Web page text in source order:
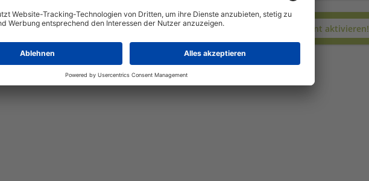
Automatisch neue Jobs per E-Mail erhalten? Jetzt JobAgent aktivieren!